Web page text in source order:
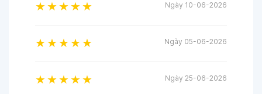
Ngày 10-06-2026
Ngày 05-06-2026
Ngày 25-06-2026